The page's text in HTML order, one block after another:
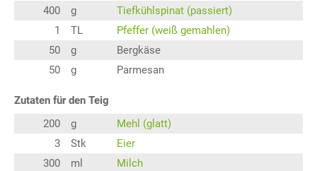
400
g
Tiefkühlspinat (passiert)
1
TL
Pfeffer (weiß gemahlen)
50
g
Bergkäse
50
g Parmesan
Zutaten für den Teig
200
g
Mehl (glatt)
3
Stk
Eier
300
ml
Milch